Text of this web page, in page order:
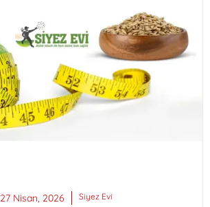
27 Nisan, 2026 Siyez Evi